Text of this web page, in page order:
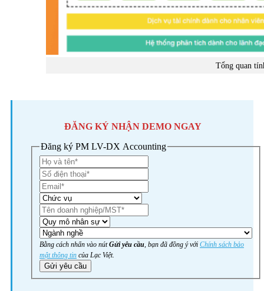
Tổng quan
ĐĂNG KÝ NHẬN DEMO NGAY
Đăng ký PM LV-DX Accounting
Bằng cách nhấn vào nútGửi yêu cầu, bạn đã đồng ý với Chính sách bảo
mật thông tin của Lạc Việt.
Gửi yêu cầu